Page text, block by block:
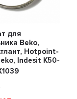
для
Beko,
Hotpoint-
Indesit K50-